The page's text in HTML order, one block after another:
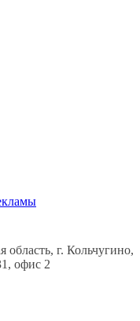
г. Кольчугино,
офис 2